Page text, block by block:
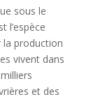
sous le
l’espèce
la production
vivent dans
et des